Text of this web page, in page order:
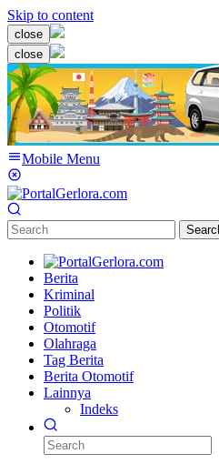
Skip to content
close
close
Mobile Menu
Berita
Kriminal
Politik
Otomotif
Olahraga
Tag Berita
Berita Otomotif
Lainnya
Indeks